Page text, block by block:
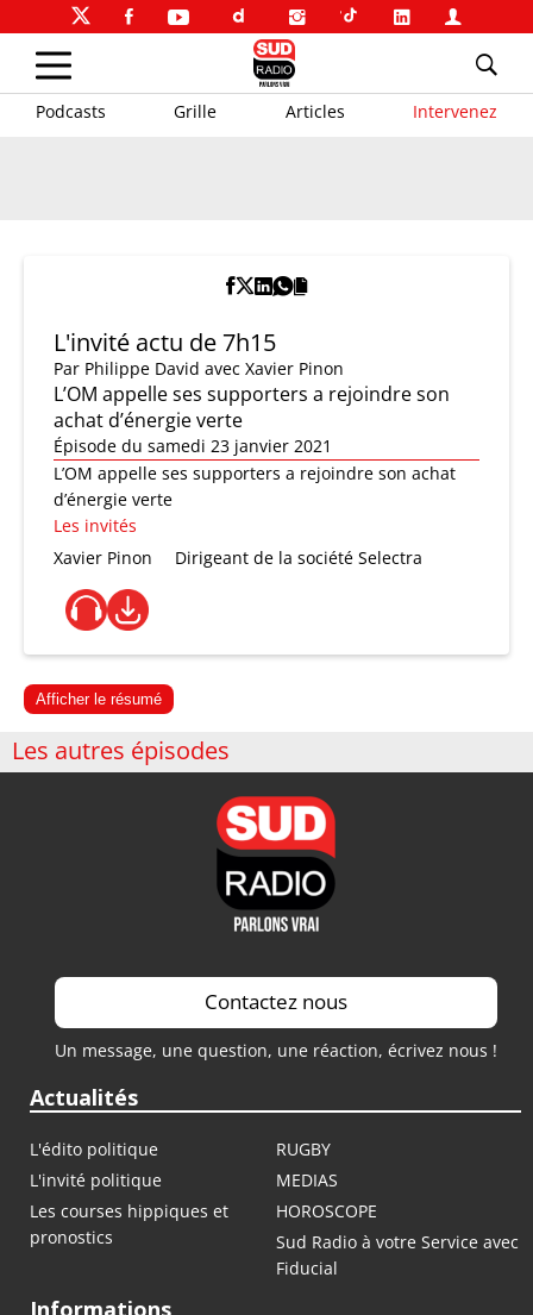
Podcasts Grille Articles Intervenez
L'invité actu de 7h15
Par Philippe David avec Xavier Pinon
L’OM appelle ses supporters a rejoindre son
achat d’énergie verte
Épisode du samedi 23 janvier 2021
L’OM appelle ses supporters a rejoindre son achat
d’énergie verte
Les invités
Xavier Pinon
Dirigeant de la société Selectra
Afficher le résumé
Les autres épisodes
Contactez nous
Un message, une question, une réaction, écrivez nous !
Actualités
L'édito politique
RUGBY
L'invité politique
MEDIAS
Les courses hippiques et
pronostics
HOROSCOPE
Sud Radio à votre Service avec
Fiducial
Informations